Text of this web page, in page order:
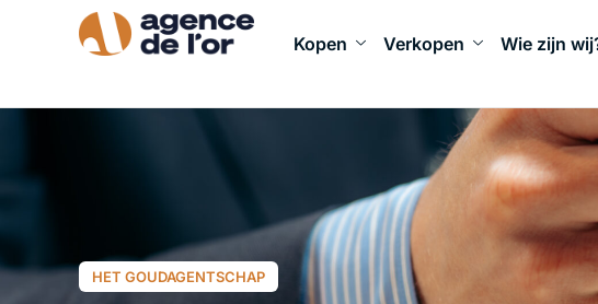
Kopen Verkopen Wie zijn
HET GOUDAGENTSCHAP